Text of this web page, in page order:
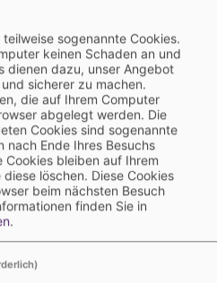
(Alfons W.
& Co. KG)
für Anzeigen und Fremdbeilagen in
Advertisements and Third-Party
(PDF)
(Alfons W.
& Co. KG)
für das Werbegeschäft in Online-
sogenannte Cookies.
keinen Schaden an und
dienen dazu, unser Angebot
sicherer zu machen.
die auf Ihrem Computer
abgelegt werden. Die
Cookies sind sogenannte
nach Ende Ihres Besuchs
bleiben auf Ihrem
löschen. Diese Cookies
beim nächsten Besuch
finden Sie in
.